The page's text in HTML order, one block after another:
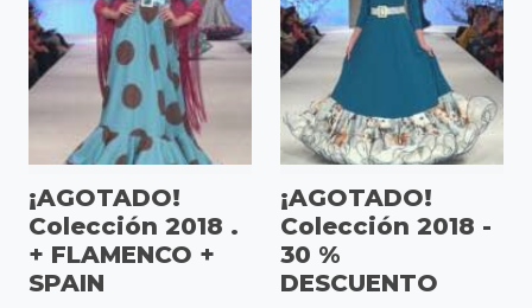
¡AGOTADO!
Colección 2018 .
+ FLAMENCO +
SPAIN
¡AGOTADO!
Colección 2018 -
30 %
DESCUENTO